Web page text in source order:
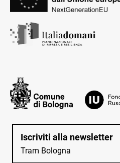
Iscriviti alla newsletter
Tram Bologna